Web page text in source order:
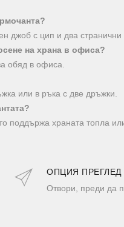
джоб с цип и два
на храна в офиса?
обяд в офиса.
или в ръка с две дръжки.
поддържа храната топла
ОПЦИЯ ПРЕГЛЕД
Отвори, преди да